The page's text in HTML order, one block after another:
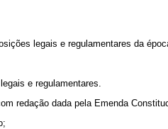
legais e regulamentares da
e regulamentares.
redação dada pela Emenda